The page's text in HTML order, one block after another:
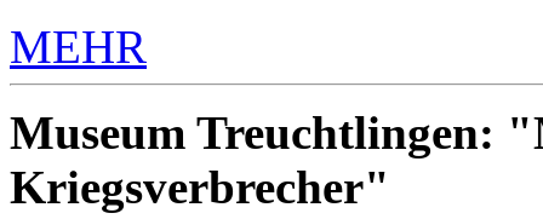
MEHR
Museum Treuchtlingen:
Kriegsverbrecher"